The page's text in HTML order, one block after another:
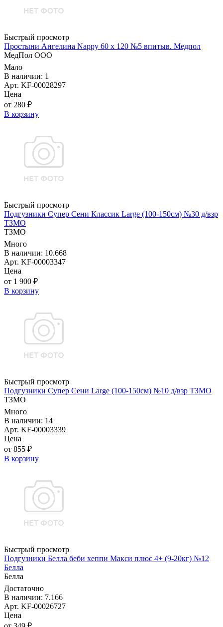
Быстрый просмотр
Простыни Ангелина Nappy 60 х 120 №5 впитыв. Медпол
МедПол ООО
Мало
В наличии: 1
Арт. KF-00028297
Цена
от 280 ₽
В корзину
Быстрый просмотр
Подгузники Супер Сени Классик Large (100-150см) №30 д/взр
ТЗМО
ТЗМО
Много
В наличии: 10.668
Арт. KF-00003347
Цена
от 1 900 ₽
В корзину
Быстрый просмотр
Подгузники Супер Сени Large (100-150см) №10 д/взр ТЗМО
ТЗМО
Много
В наличии: 14
Арт. KF-00003339
Цена
от 855 ₽
В корзину
Быстрый просмотр
Подгузники Белла беби хеппи Макси плюс 4+ (9-20кг) №12
Белла
Белла
Достаточно
В наличии: 7.166
Арт. KF-00026727
Цена